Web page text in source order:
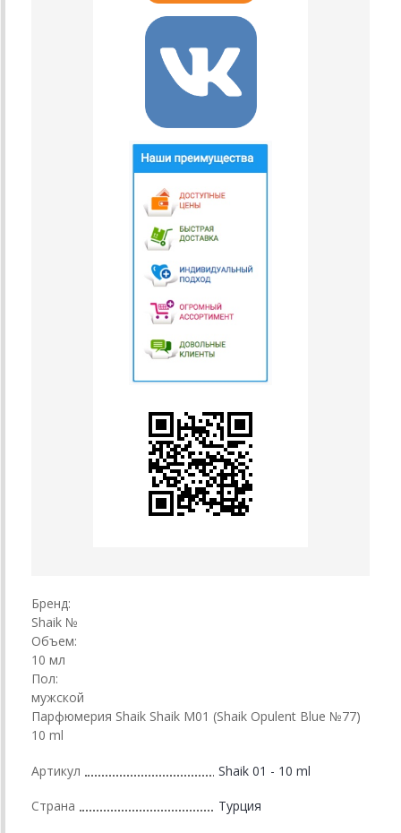
Бренд:
Shaik №
Объем:
10 мл
Пол:
мужской
Парфюмерия Shaik Shaik M01 (Shaik Opulent Blue №77)
10 ml
Артикул Shaik 01 - 10 ml
Страна Турция